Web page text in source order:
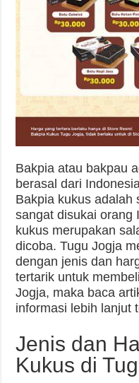
Bakpia atau bakpau
berasal dari
Bakpia kukus adalah
sangat disukai orang
kukus merupakan
dicoba. Tugu Jogja
dengan jenis dan
tertarik untuk
Jogja, maka baca
informasi lebih lanjut
Jenis dan
Kukus di